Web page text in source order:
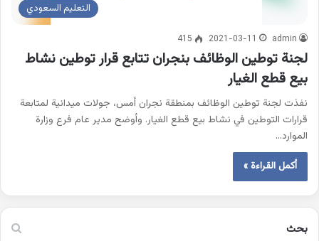
التعليم السعودي
admin
2021-03-11
415
لجنة توطين الوظائف بنجران تتابع قرار توطين نشاط
بيع قطع الغيار
نفذت لجنة توطين الوظائف بمنطقة نجران أمس، جولات ميدانية لمتابعة
قرارات التوطين في نشاط بيع قطع الغيار. وأوضح مدير عام فرع وزارة
الموارد…
أكمل القراءة »
بحث